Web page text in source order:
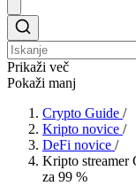
Prikaži več
Pokaži manj
Crypto Guide /
Kripto novice /
DeFi novice /
Kripto streamer
za 99 %